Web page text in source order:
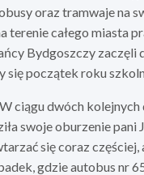
oraz tramwaje na
terenie całego miasta
Bydgoszczy zaczęli
się początek roku
W ciągu dwóch
swoje oburzenie
się coraz
gdzie autobus nr